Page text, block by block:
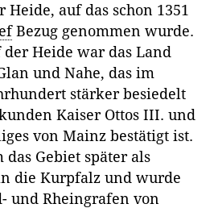
auf das schon 1351
Bezug genommen wurde.
der Heide war das Land
und Nahe, das im
stärker besiedelt
Kaiser Ottos III. und
von Mainz bestätigt ist.
Gebiet später als
die Kurpfalz und wurde
und Rheingrafen von